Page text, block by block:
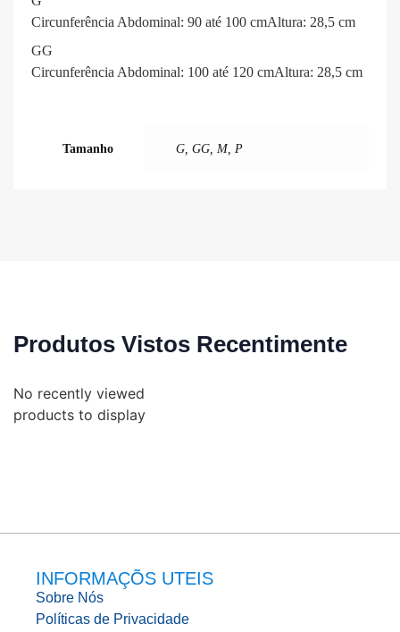
Circunferência Abdominal: 90 até 100 cmAltura: 28,5 cm
GG
Circunferência Abdominal: 100 até 120 cmAltura: 28,5 cm
Tamanho G, GG, M, P
Produtos Vistos Recentimente
No recently viewed
products to display
INFORMAÇÕS UTEIS
Sobre Nós
Políticas de Privacidade